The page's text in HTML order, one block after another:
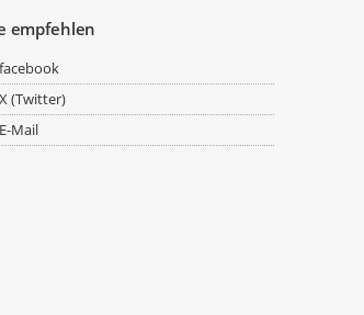
empfehlen
facebook
X (Twitter)
E-Mail